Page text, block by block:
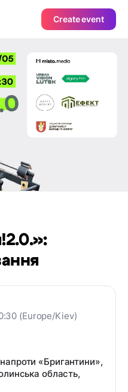
Create event
(Europe/Kiev)
«Бригантини»,
область,